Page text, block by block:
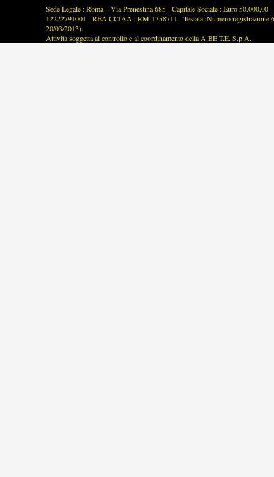
Sede Legale : Roma – Via Prenestina 685 - Capitale Sociale : Euro
12222791001 - REA CCIAA : RM-1358711 - Testata :Numero registrazione
20/03/2013).
Attività soggetta al controllo e al coordinamento della A.BE.T.E. S.p.A.